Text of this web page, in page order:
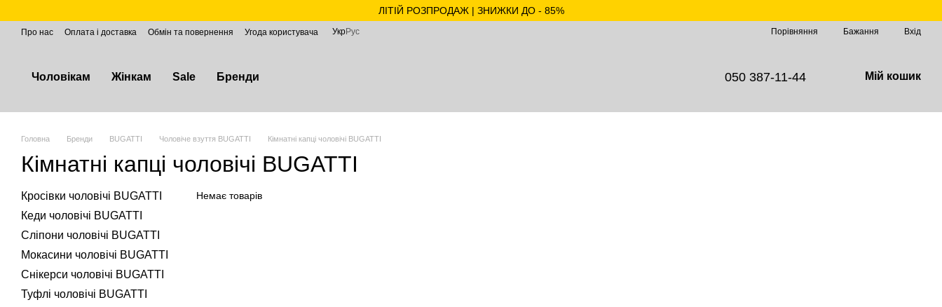
ЛІТІЙ РОЗПРОДАЖ | ЗНИЖКИ ДО - 85%
Про нас Оплата і доставка Обмін та повернення Угода користувача УкрРус Порівняння Бажання Вхід
Чоловікам Жінкам Sale Бренди 050 387-11-44 Мій кошик
Головна Бренди BUGATTІ Чоловіче взуття BUGATTI Кімнатні капці чоловічі BUGATTI
Кімнатні капці чоловічі BUGATTI
Немає товарів
Кросівки чоловічі BUGATTI
Кеди чоловічі BUGATTI
Сліпони чоловічі BUGATTI
Мокасини чоловічі BUGATTI
Снікерси чоловічі BUGATTI
Туфлі чоловічі BUGATTI